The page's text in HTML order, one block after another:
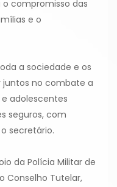
compromisso das
e o
a sociedade e os
juntos no combate a
adolescentes
seguros, com
secretário.
da Polícia Militar de
Conselho Tutelar,